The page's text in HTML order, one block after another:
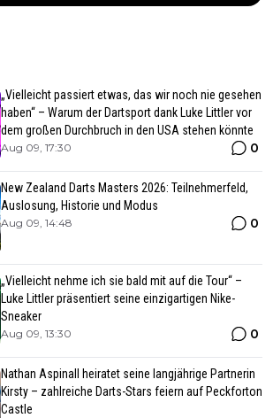
„Vielleicht passiert etwas, das wir noch nie gesehen
haben“ – Warum der Dartsport dank Luke Littler vor
dem großen Durchbruch in den USA stehen könnte
Aug 09, 17:30 0
New Zealand Darts Masters 2026: Teilnehmerfeld,
Auslosung, Historie und Modus
Aug 09, 14:48 0
„Vielleicht nehme ich sie bald mit auf die Tour“ –
Luke Littler präsentiert seine einzigartigen Nike-
Sneaker
Aug 09, 13:30 0
Nathan Aspinall heiratet seine langjährige Partnerin
Kirsty – zahlreiche Darts-Stars feiern auf Peckforton
Castle